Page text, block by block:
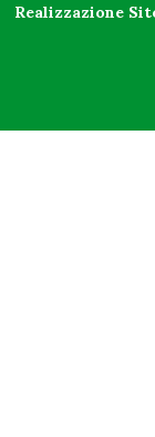
Realizzazione